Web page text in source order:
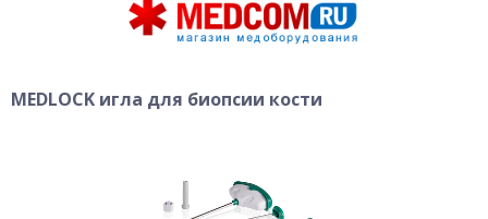
MEDLOCK игла для биопсии кости